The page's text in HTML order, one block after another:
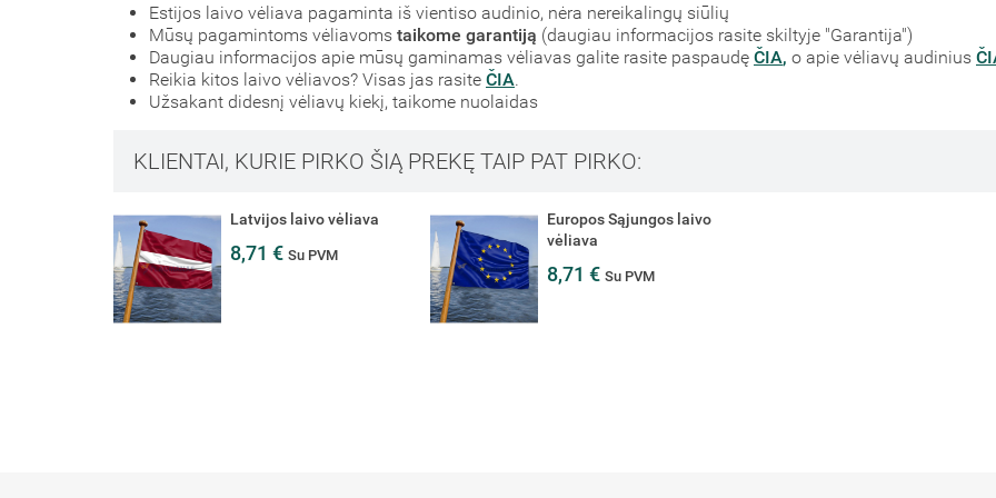
Estijos laivo vėliava pagaminta iš vientiso audinio, nėra nereikalingų siūlių
Mūsų pagamintoms vėliavoms taikome garantiją (daugiau informacijos rasite skiltyje "Garantija")
Daugiau informacijos apie mūsų gaminamas vėliavas galite rasite paspaudę ČIA, o apie vėliavų audinius
Reikia kitos laivo vėliavos? Visas jas rasite ČIA.
Užsakant didesnį vėliavų kiekį, taikome nuolaidas
KLIENTAI, KURIE PIRKO ŠIĄ PREKĘ TAIP PAT PIRKO:
Latvijos laivo vėliava
8,71 €Su PVM
Europos Sąjungos laivo
vėliava
8,71 €Su PVM